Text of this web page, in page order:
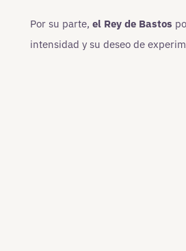
Por su parte, el Rey de Bastos
intensidad y su deseo de